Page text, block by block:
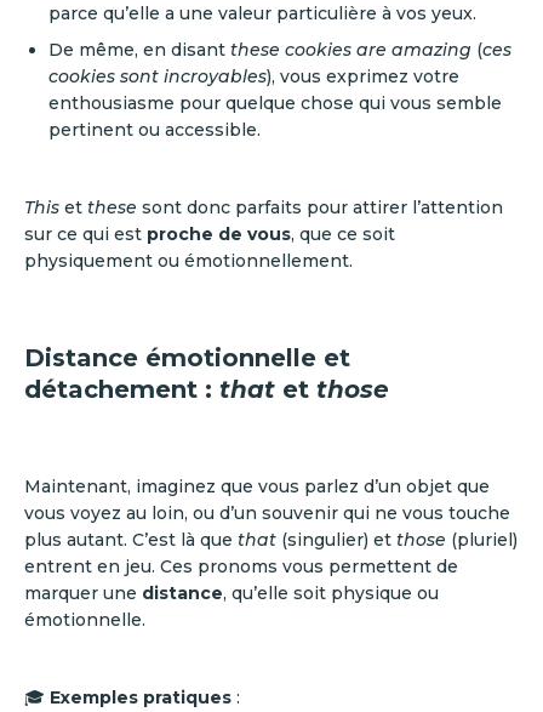
parce qu’elle a une valeur particulière à vos yeux.
De même, en disant these cookies are amazing (ces
cookies sont incroyables), vous exprimez votre
enthousiasme pour quelque chose qui vous semble
pertinent ou accessible.
This et these sont donc parfaits pour attirer l’attention
sur ce qui est proche de vous, que ce soit
physiquement ou émotionnellement.
Distance émotionnelle et
détachement : that et those
Maintenant, imaginez que vous parlez d’un objet que
vous voyez au loin, ou d’un souvenir qui ne vous touche
plus autant. C’est là que that (singulier) et those (pluriel)
entrent en jeu. Ces pronoms vous permettent de
marquer une distance, qu’elle soit physique ou
émotionnelle.
🎓 Exemples pratiques :